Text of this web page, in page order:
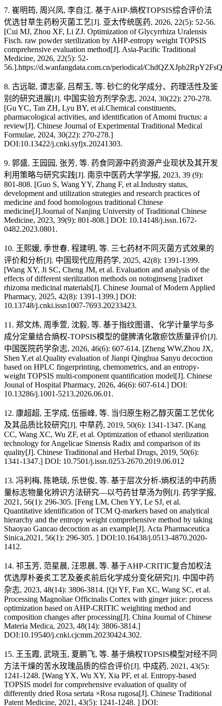
7. 崔明筠, 周兴凤, 李自江. 基于AHP-熵权TOPSIS综合评价法
优选甘草生药粉灭菌工艺[J]. 亚太传统医药, 2026, 22(5): 52-56.
[Cui MJ, Zhou XF, Li ZJ. Optimization of Glycyrrhiza Uralensis
Fisch. raw powder sterilization by AHP-entropy weight TOPSIS
comprehensive evaluation method[J]. Asia-Pacific Traditional
Medicine, 2026, 22(5): 52-
56.].https://d.wanfangdata.com.cn/periodical/
8. 古远聪, 谭志豪, 吕帮玉, 等. 砂仁的化学成分、药理活性及鉴
别的研究进展[J]. 中国实验方剂学杂志, 2024, 30(22): 270-278.
[Gu YC, Tan ZH, Lyu BY, et al.Chemical constituents,
pharmacological activities, and identification of Amomi fructus: a
review[J]. Chinese Journal of Experimental Traditional Medical
Formulae, 2024, 30(22): 270-278.]
DOI:10.13422/j.cnki.syfjx.20241303.
9. 郭盛, 王园园, 张芳, 等. 药食同源中药资源产业现状及其开发
利用策略与研究实践[J]. 南京中医药大学学报, 2023, 39 (9):
801-808. [Guo S, Wang YY, Zhang F, et al.Industry status,
development and utilization strategies and research practices of
medicine and food homologous traditional Chinese
medicine[J].Journal of Nanjing University of Traditional Chinese
Medicine, 2023, 39(9): 801-808.] DOI: 10.14148/j.issn.1672-
0482.2023.0801.
10. 王熙媛, 季世春, 程建明, 等. 三七药材不同灭菌方式效果的
评价和分析[J]. 中国现代应用药学, 2025, 42(8): 1391-1399.
[Wang XY, Ji SC, Cheng JM, et al. Evaluation and analysis of the
effects of different sterilization methods on notoginseng [radixet
rhizoma medicinal materials[J]. Chinese Journal of Modern Applied
Pharmacy, 2025, 42(8): 1391-1399.] DOI:
10.13748/j.cnki.issn1007-7693.20233423.
11. 郑文炜, 周季萱, 沈毅, 等. 基于指纹图谱、化学计量学与多
成分定量结合熵权-TOPSIS模型的健脾清化散瘀饮质量评价[J].
中国医院药学杂志, 2026, 46(6): 607-614. [Zheng WW,Zhou JX,
Shen Y,et al.Quality evaluation of Jianpi Qinghua Sanyu decoction
based on HPLC fingerprinting, chemometrics, and an entropy-
weight TOPSIS multi-component quantification model[J]. Chinese
Jounal of Hospital Pharmacy, 2026, 46(6): 607-614.] DOI:
10.13286/j.1001-5213.2026.06.01.
12. 康超超, 王学成, 伍振峰, 等. 当归原生粉乙醇灭菌工艺优化
及其品质比较研究[J]. 中草药, 2019, 50(6): 1341-1347. [Kang
CC, Wang XC, Wu ZF, et al. Optimization of ethanol sterilization
technology for Angelicae Sinensis Radix and comparison of its
quality[J]. Chinese Traditional and Herbal Drugs, 2019, 50(6):
1341-1347.] DOI: 10.7501/j.issn.0253-2670.2019.06.012
13. 冯利梅, 陈艳琰, 乐世俊, 等. 基于层次分析-熵权法的中药质
量标志物量化辨识方法研究—以芍药甘草汤为例[J]. 药学学报,
2021, 56(1): 296-305. [Feng LM, Chen YY, Le SJ, et al.
Quantitative identification of TCM Q-markers based on analytical
hierarchy and the entropy weight comprehensive method by taking
Shaoyao Gancao decoction as an example[J]. Acta Pharmaceutica
Sinica,2021, 56(1): 296-305. ] DOI:10.16438/j.0513-4870.2020-
1412.
14. 祁玉芳, 范星晨, 汪思晨, 等. 基于AHP-CRITIC复合加权法
优选厚朴姜炙工艺及姜炙前后化学成分变化研究[J]. 中国中药
杂志, 2023, 48(14): 3806-3814. [Qi YF, Fan XC, Wang SC, et al.
Processing Magnoliae Officinalis Cortex with ginger juice: process
optimization based on AHP-CRITIC weighting method and
composition changes after processing[J]. China Journal of Chinese
Materia Medica, 2023, 48(14): 3806-3814.]
DOI:10.19540/j.cnki.cjcmm.20230424.302.
15. 王玉霞, 武晓玉, 夏鹏飞, 等. 基于熵权TOPSIS模型对经不同
方法干燥的苦水玫瑰品质的综合评价[J]. 中成药, 2021, 43(5):
1241-1248. [Wang YX, Wu XY, Xia PF, et al. Entropy-based
TOPSIS model for comprehensive evaluation of quality of
differently dried Rosa sertata ×Rosa rugosa[J]. Chinese Traditional
Patent Medicine, 2021, 43(5): 1241-1248. ] DOI: